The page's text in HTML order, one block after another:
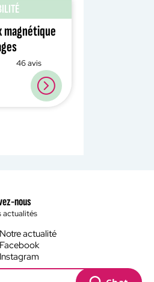
magnétique
46 avis
nous
actualités
Notre actualité
Facebook
Instagram